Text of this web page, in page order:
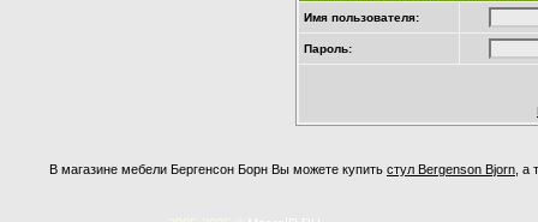
Имя пользователя:
Пароль:
В магазине мебели Бергенсон Борн Вы можете купить стул Bergenson Bjorn ,